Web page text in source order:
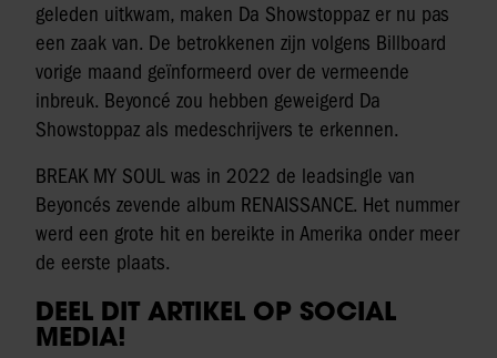
geleden uitkwam, maken Da Showstoppaz er nu pas
een zaak van. De betrokkenen zijn volgens Billboard
vorige maand geïnformeerd over de vermeende
inbreuk. Beyoncé zou hebben geweigerd Da
Showstoppaz als medeschrijvers te erkennen.
BREAK MY SOUL was in 2022 de leadsingle van
Beyoncés zevende album RENAISSANCE. Het nummer
werd een grote hit en bereikte in Amerika onder meer
de eerste plaats.
DEEL DIT ARTIKEL OP SOCIAL
MEDIA!